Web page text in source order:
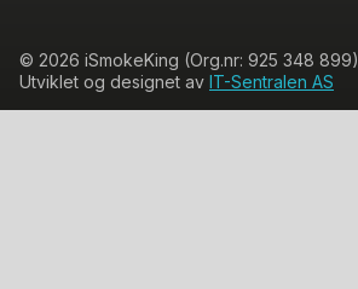
© 2026 iSmokeKing (Org.nr: 925 348 899)
Utviklet og designet av IT-Sentralen AS